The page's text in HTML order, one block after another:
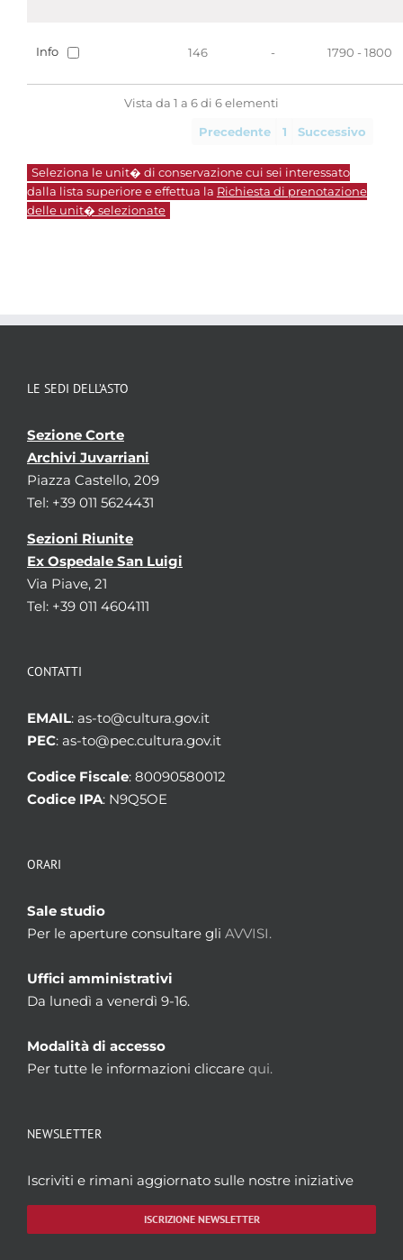
Info 146 - 1790 - 1800
Vista da 1 a 6 di 6 elementi
Precedente 1 Successivo
Seleziona le unit� di conservazione cui sei interessato
dalla lista superiore e effettua la Richiesta di prenotazione
delle unit� selezionate
LE SEDI DELL’ASTO
Sezione Corte
Archivi Juvarriani
Piazza Castello, 209
Tel: +39 011 5624431
Sezioni Riunite
Ex Ospedale San Luigi
Via Piave, 21
Tel: +39 011 4604111
CONTATTI
EMAIL: as-to@cultura.gov.it
PEC: as-to@pec.cultura.gov.it
Codice Fiscale: 80090580012
Codice IPA: N9Q5OE
ORARI
Sale studio
Per le aperture consultare gli AVVISI.
Uffici amministrativi
Da lunedì a venerdì 9-16.
Modalità di accesso
Per tutte le informazioni cliccare qui.
NEWSLETTER
Iscriviti e rimani aggiornato sulle nostre iniziative
ISCRIZIONE NEWSLETTER